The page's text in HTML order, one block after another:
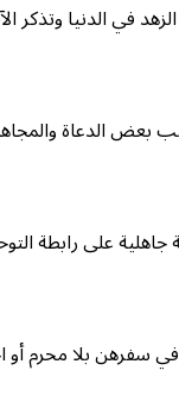
في الدنيا
الدعاة
على رابطة
في سفرهن بلا محرم